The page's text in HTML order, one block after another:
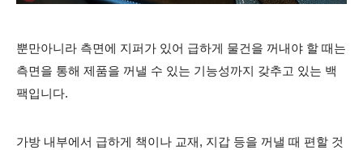
뿐만아니라 측면에 지퍼가 있어 급하게 물건을 꺼내야 할 때는
측면을 통해 제품을 꺼낼 수 있는 기능성까지 갖추고 있는 백
팩입니다.
가방 내부에서 급하게 책이나 교재, 지갑 등을 꺼낼 때 편할 것